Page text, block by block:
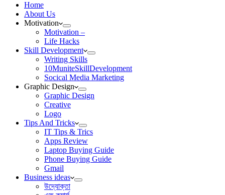
Home
About Us
Motivation
Motivation –
Life Hacks
Skill Development
Writing Skills
10MuniteSkillDevelopment
Socical Media Marketing
Graphic Design
Graphic Design
Creative
Logo
Tips And Tricks
IT Tips & Trics
Apps Review
Laptop Buying Guide
Phone Buying Guide
Gmail
Business ideas
উদ্যোক্তা